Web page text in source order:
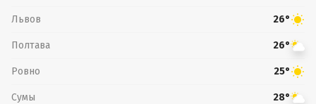
Львов 26°
Полтава 26°
Ровно 25°
Сумы 28°